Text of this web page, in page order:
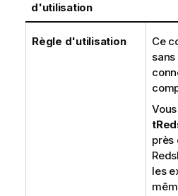
d'utilisation
Règle d'utilisation
Ce
près
les